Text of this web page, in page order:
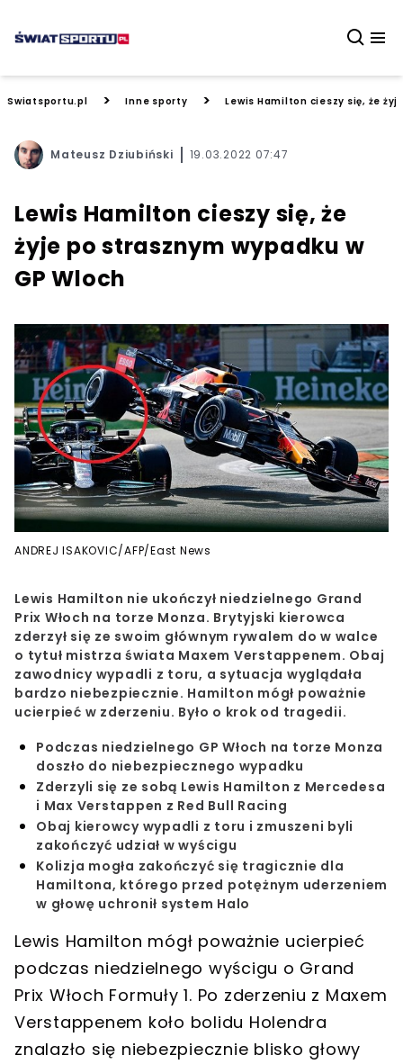
Swiatsportu.pl > Inne sporty > Lewis Hamilton cieszy się, że
Mateusz Dziubiński 19.03.2022 07:47
Lewis Hamilton cieszy się, że
żyje po strasznym wypadku w
GP Wloch
ANDREJ ISAKOVIC/AFP/East News
Lewis Hamilton nie ukończył niedzielnego Grand
Prix Włoch na torze Monza. Brytyjski kierowca
zderzył się ze swoim głównym rywalem do w walce
o tytuł mistrza świata Maxem Verstappenem. Obaj
zawodnicy wypadli z toru, a sytuacja wyglądała
bardzo niebezpiecznie. Hamilton mógł poważnie
ucierpieć w zderzeniu. Było o krok od tragedii.
Podczas niedzielnego GP Włoch na torze Monza
doszło do niebezpiecznego wypadku
Zderzyli się ze sobą Lewis Hamilton z Mercedesa
i Max Verstappen z Red Bull Racing
Obaj kierowcy wypadli z toru i zmuszeni byli
zakończyć udział w wyścigu
Kolizja mogła zakończyć się tragicznie dla
Hamiltona, którego przed potężnym uderzeniem
w głowę uchronił system Halo
Lewis Hamilton mógł poważnie ucierpieć
podczas niedzielnego wyścigu o Grand
Prix Włoch Formuły 1. Po zderzeniu z Maxem
Verstappenem koło bolidu Holendra
znalazło się niebezpiecznie blisko głowy